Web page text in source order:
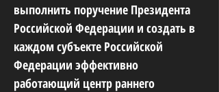
выполнить поручение Президента
Российской Федерации и создать в
каждом субъекте Российской
Федерации эффективно
работающий центр раннего